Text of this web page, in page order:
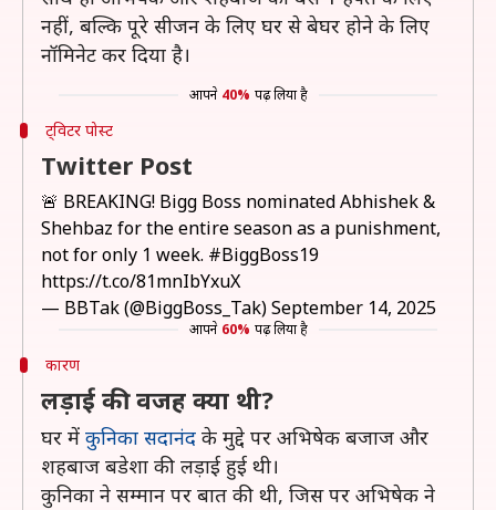
नहीं, बल्कि पूरे सीजन के लिए घर से बेघर होने के लिए
नॉमिनेट कर दिया है।
आपने 40% पढ़ लिया है
ट्विटर पोस्ट
Twitter Post
🚨 BREAKING! Bigg Boss nominated Abhishek &
Shehbaz for the entire season as a punishment,
not for only 1 week. #BiggBoss19
https://t.co/81mnIbYxuX
— BBTak (@BiggBoss_Tak)September 14, 2025
आपने 60% पढ़ लिया है
कारण
लड़ाई की वजह क्या थी?
घर में कुनिका सदानंद के मुद्दे पर अभिषेक बजाज और
शहबाज बडेशा की लड़ाई हुई थी।
कुनिका ने सम्मान पर बात की थी, जिस पर अभिषेक ने